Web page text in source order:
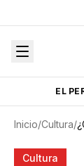
EL
Inicio/Cultura/
Cultura